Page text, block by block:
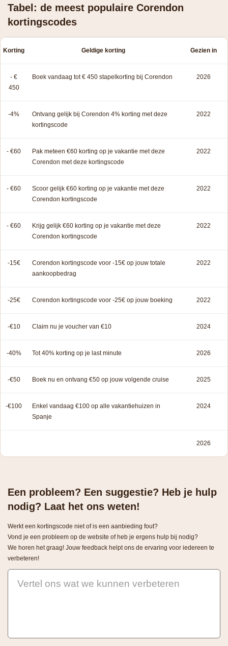
Tabel: de meest populaire Corendon
kortingscodes
Korting Geldige korting Gezien in
- €
450
Boek vandaag tot € 450 stapelkorting bij Corendon 2026
-4%
Ontvang gelijk bij Corendon 4% korting met deze
kortingscode
2022
- €60
Pak meteen €60 korting op je vakantie met deze
Corendon met deze kortingscode
2022
- €60
Scoor gelijk €60 korting op je vakantie met deze
Corendon kortingscode
2022
- €60
Krijg gelijk €60 korting op je vakantie met deze
Corendon kortingscode
2022
-15€
Corendon kortingscode voor -15€ op jouw totale
aankoopbedrag
2022
-25€ Corendon kortingscode voor -25€ op jouw boeking 2022
-€10 Claim nu je voucher van €10 2024
-40% Tot 40% korting op je last minute 2026
-€50 Boek nu en ontvang €50 op jouw volgende cruise 2025
-€100
Enkel vandaag €100 op alle vakantiehuizen in
Spanje
2024
2026
Een probleem? Een suggestie? Heb je hulp
nodig? Laat het ons weten!
Werkt een kortingscode niet of is een aanbieding fout?
Vond je een probleem op de website of heb je ergens hulp bij nodig?
We horen het graag! Jouw feedback helpt ons de ervaring voor iedereen te
verbeteren!
Vertel ons wat we kunnen verbeteren